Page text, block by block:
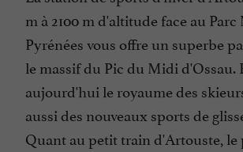
m à 2100 m d'altitude face au
Pyrénées vous offre un superbe
le massif du Pic du Midi d'Ossau.
aujourd'hui le royaume des
aussi des nouveaux sports de
Quant au petit train d'Artouste, le